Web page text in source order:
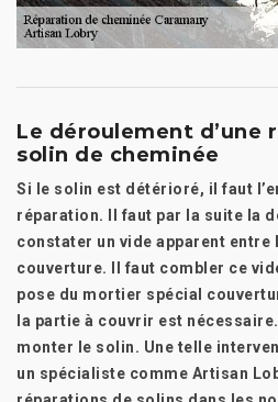
Le déroulement d’une
solin de cheminée
Si le solin est détérioré, il faut
réparation. Il faut par la suite la
constater un vide apparent entre
couverture. Il faut combler ce
pose du mortier spécial
la partie à couvrir est
monter le solin. Une telle
un spécialiste comme Artisan